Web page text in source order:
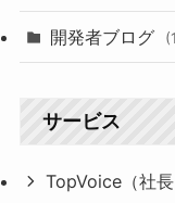
開発者ブログ
サービス
TopVoice（社長